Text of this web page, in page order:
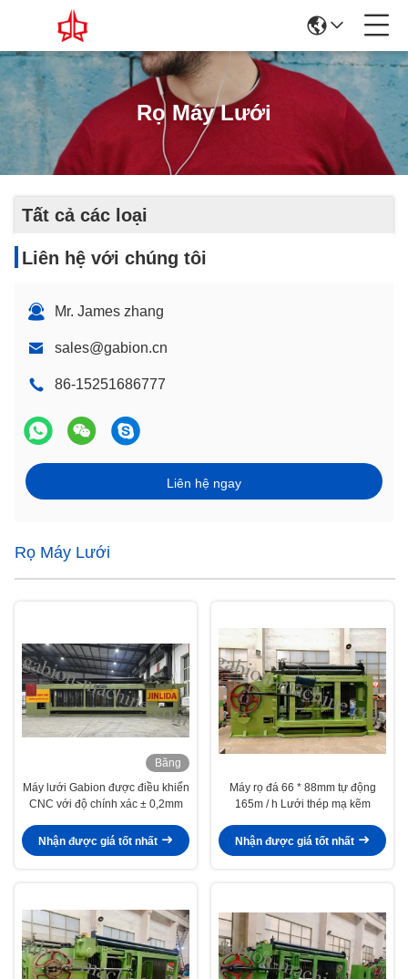
Rọ Máy Lưới
Tất cả các loại
Liên hệ với chúng tôi
Mr. James zhang
sales@gabion.cn
86-15251686777
Liên hệ ngay
Rọ Máy Lưới
Băng
hình
Máy lưới Gabion được điều khiển
CNC với độ chính xác ± 0,2mm
Nhận được giá tốt nhất
Máy rọ đá 66 * 88mm tự động
165m / h Lưới thép mạ kẽm
Nhận được giá tốt nhất